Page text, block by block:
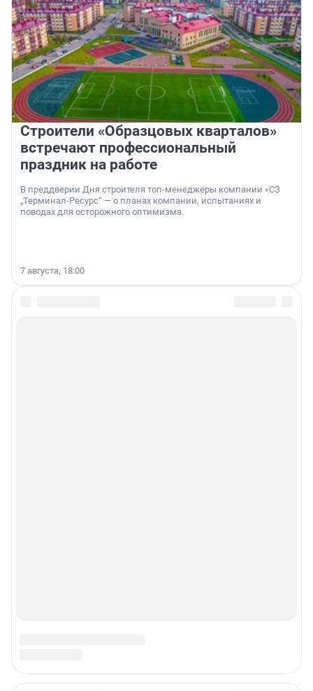
Строители «Образцовых кварталов»
встречают профессиональный
праздник на работе
В преддверии Дня строителя топ-менеджеры компании «СЗ
„Терминал-Ресурс“ — о планах компании, испытаниях и
поводах для осторожного оптимизма.
7 августа, 18:00